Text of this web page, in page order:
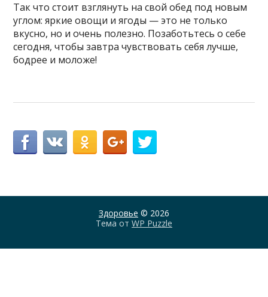
Так что стоит взглянуть на свой обед под новым
углом: яркие овощи и ягоды — это не только
вкусно, но и очень полезно. Позаботьтесь о себе
сегодня, чтобы завтра чувствовать себя лучше,
бодрее и моложе!
Здоровье © 2026
Тема от WP Puzzle